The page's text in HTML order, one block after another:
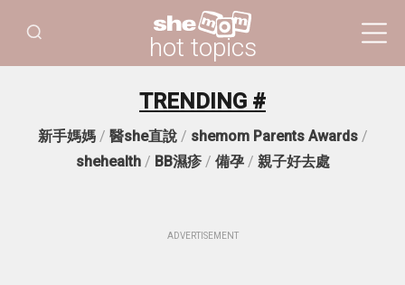
hot topics
TRENDING #
新手媽媽/ 醫she直說/ shemom Parents Awards/
shehealth/ BB濕疹/ 備孕/ 親子好去處
ADVERTISEMENT